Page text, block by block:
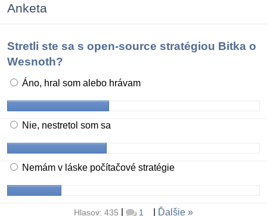
Anketa
Stretli ste sa s open-source stratégiou Bitka o
Wesnoth?
Áno, hral som alebo hrávam
Nie, nestretol som sa
Nemám v láske počítačové stratégie
Hlasov: 435 1 Ďalšie